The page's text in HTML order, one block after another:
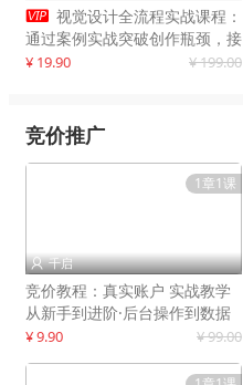
 视觉设计全流程实战课程：
通过案例实战突破创作瓶颈，接
单月入20000+
¥ 19.90 ¥ 199.00
竞价推广
1章1课
 千启
竞价教程：真实账户 实战教学
从新手到进阶·后台操作到数据
优化
¥ 9.90 ¥ 99.00